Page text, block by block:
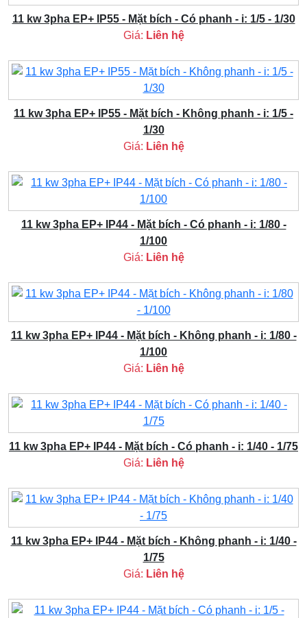
11 kw 3pha EP+ IP55 - Mặt bích - Có phanh - i: 1/5 - 1/30
Giá: Liên hệ
11 kw 3pha EP+ IP55 - Mặt bích - Không phanh - i: 1/5 -
1/30
Giá: Liên hệ
11 kw 3pha EP+ IP44 - Mặt bích - Có phanh - i: 1/80 -
1/100
Giá: Liên hệ
11 kw 3pha EP+ IP44 - Mặt bích - Không phanh - i: 1/80 -
1/100
Giá: Liên hệ
11 kw 3pha EP+ IP44 - Mặt bích - Có phanh - i: 1/40 - 1/75
Giá: Liên hệ
11 kw 3pha EP+ IP44 - Mặt bích - Không phanh - i: 1/40 -
1/75
Giá: Liên hệ